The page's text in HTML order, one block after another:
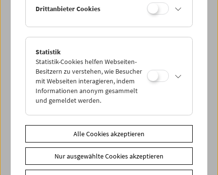
< zurück zur Übersicht
Share on
News
Newsletter
Drittanbieter Cookies
Statistik
Statistik-Cookies helfen Webseiten-
Besitzern zu verstehen, wie Besucher
mit Webseiten interagieren, indem
Informationen anonym gesammelt
und gemeldet werden.
Alle Cookies akzeptieren
Nur ausgewählte Cookies akzeptieren